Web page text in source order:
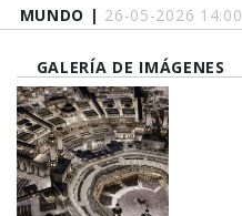
MUNDO | 26-05-2026 14:00
GALERÍA DE IMÁGENES